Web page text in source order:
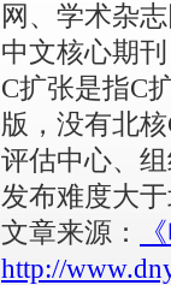
网、学术杂
中文核心期
C扩张是指C
版，没有北
评估中心、
发布难度大
文章来源：
http://